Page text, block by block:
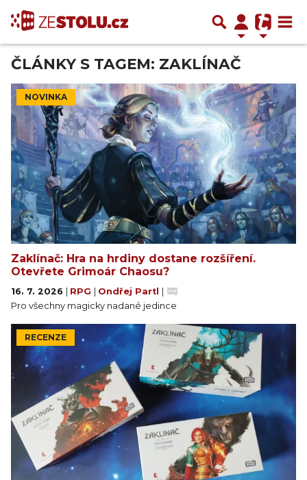
ČLÁNKY S TAGEM: ZAKLÍNAČ
NOVINKA
Zaklínač: Hra na hrdiny dostane rozšíření.
Otevřete Grimoár Chaosu?
16. 7. 2026 RPG Ondřej Partl
Pro všechny magicky nadané jedince
RECENZE